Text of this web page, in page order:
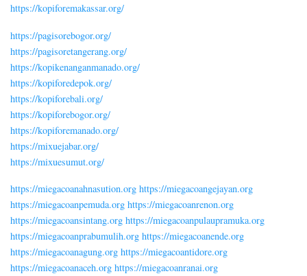
https://kopiforemakassar.org/
https://pagisorebogor.org/
https://pagisoretangerang.org/
https://kopikenanganmanado.org/
https://kopiforedepok.org/
https://kopiforebali.org/
https://kopiforebogor.org/
https://kopiforemanado.org/
https://mixuejabar.org/
https://mixuesumut.org/
https://miegacoanahnasution.org https://miegacoangejayan.org
https://miegacoanpemuda.org https://miegacoanrenon.org
https://miegacoansintang.org https://miegacoanpulaupramuka.org
https://miegacoanprabumulih.org https://miegacoanende.org
https://miegacoanagung.org https://miegacoantidore.org
https://miegacoanaceh.org https://miegacoanranai.org